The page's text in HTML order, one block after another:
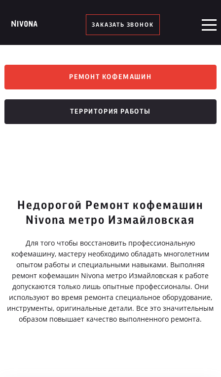
ЗАКАЗАТЬ ЗВОНОК
РЕМОНТ КОФЕМАШИН
ТЕРРИТОРИЯ РАБОТЫ
Недорогой Ремонт кофемашин
Nivona метро Измайловская
Для того чтобы восстановить профессиональную
кофемашину, мастеру необходимо обладать многолетним
опытом работы и специальными навыками. Выполняя
ремонт кофемашин Nivona метро Измайловская к работе
допускаются только лишь опытные профессионалы. Они
используют во время ремонта специальное оборудование,
инструменты, оригинальные детали. Все это значительным
образом повышает качество выполненного ремонта.